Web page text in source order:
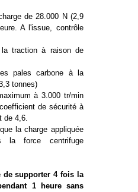
de 28.000 N (2,9
A l'issue, contrôle
traction à raison de
pales carbone à la
tonnes)
à 3.000 tr/min
de sécurité à
de 4,6.
la charge appliquée
force centrifuge
de supporter 4 fois la
1 heure sans